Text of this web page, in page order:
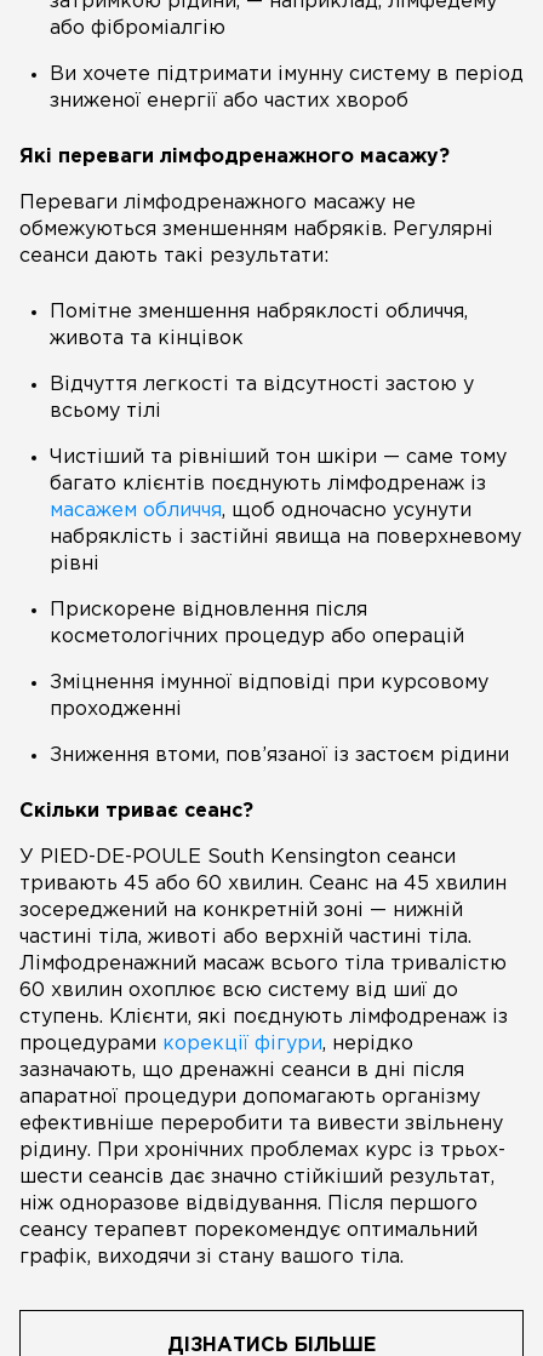
або фіброміалгію
Ви хочете підтримати імунну систему в період
зниженої енергії або частих хвороб
Які переваги лімфодренажного масажу?
Переваги лімфодренажного масажу не
обмежуються зменшенням набряків. Регулярні
сеанси дають такі результати:
Помітне зменшення набряклості обличчя,
живота та кінцівок
Відчуття легкості та відсутності застою у
всьому тілі
Чистіший та рівніший тон шкіри — саме тому
багато клієнтів поєднують лімфодренаж із
масажем обличчя, щоб одночасно усунути
набряклість і застійні явища на поверхневому
рівні
Прискорене відновлення після
косметологічних процедур або операцій
Зміцнення імунної відповіді при курсовому
проходженні
Зниження втоми, пов’язаної із застоєм рідини
Скільки триває сеанс?
У PIED-DE-POULE South Kensington сеанси
тривають 45 або 60 хвилин. Сеанс на 45 хвилин
зосереджений на конкретній зоні — нижній
частині тіла, животі або верхній частині тіла.
Лімфодренажний масаж всього тіла тривалістю
60 хвилин охоплює всю систему від шиї до
ступень. Клієнти, які поєднують лімфодренаж із
процедурами корекції фігури, нерідко
зазначають, що дренажні сеанси в дні після
апаратної процедури допомагають організму
ефективніше переробити та вивести звільнену
рідину. При хронічних проблемах курс із трьох-
шести сеансів дає значно стійкіший результат,
ніж одноразове відвідування. Після першого
сеансу терапевт порекомендує оптимальний
графік, виходячи зі стану вашого тіла.
ДІЗНАТИСЬ БІЛЬШЕ